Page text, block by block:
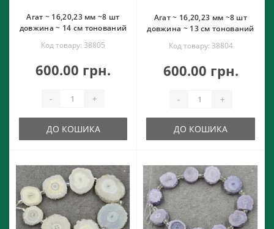
Агат ~ 16,20,23 мм ~8 шт
довжина ~ 14 см тонований
Код товару: 38805
600.00 грн.
- +
ДО КОШИКА
Агат ~ 16,20,23 мм ~8 шт
довжина ~ 13 см тонований
Код товару: 38804
600.00 грн.
- +
ДО КОШИКА